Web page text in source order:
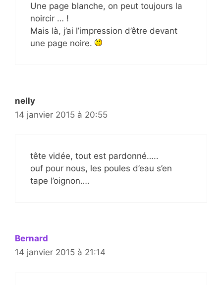
Une page blanche, on peut toujours la
noircir … !
Mais là, j’ai l’impression d’être devant
une page noire.
nelly
14 janvier 2015 à 20:55
tête vidée, tout est pardonné…..
ouf pour nous, les poules d’eau s’en
tape l’oignon….
Bernard
14 janvier 2015 à 21:14